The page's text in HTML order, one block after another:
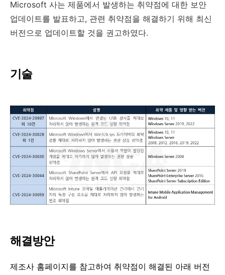
Microsoft 사는 제품에서 발생하는 취약점에 대한 보안
업데이트를 발표하고, 관련 취약점을 해결하기 위해 최신
버전으로 업데이트할 것을 권고하였다.
기술
해결방안
제조사 홈페이지를 참고하여 취약점이 해결된 아래 버전